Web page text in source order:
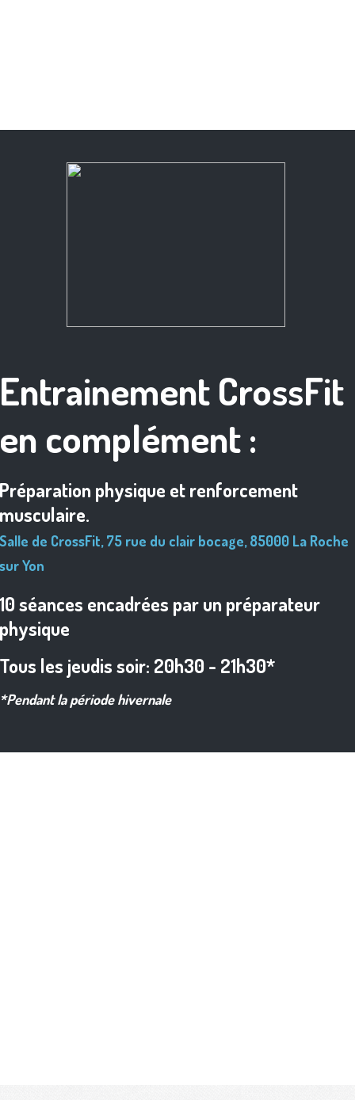
CrossFit
complément :
physique et renforcement
de CrossFit, 75 rue du clair bocage, 85000 La Roche
Yon
séances encadrées par un préparateur
les jeudis soir: 20h30 - 21h30*
la période hivernale